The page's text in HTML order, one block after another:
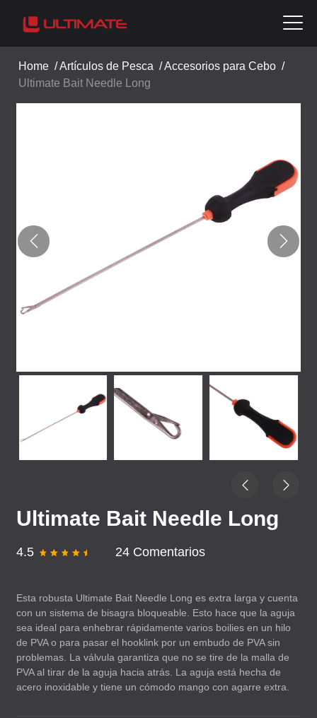
Home /Artículos de Pesca /Accesorios para Cebo /
Ultimate Bait Needle Long
Ultimate Bait Needle Long
4.5 24 Comentarios
Esta robusta Ultimate Bait Needle Long es extra larga y cuenta
con un sistema de bisagra bloqueable. Esto hace que la aguja
sea ideal para enhebrar rápidamente varios boilies en un hilo
de PVAo para pasar el hooklink por un embudo de PVAsin
problemas. La válvula garantiza que no se tire de la malla de
PVAal tirar de la aguja hacia atrás. La aguja está hecha de
acero inoxidable y tiene un cómodo mango con agarre extra.